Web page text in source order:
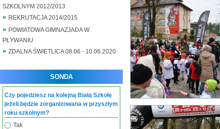
SZKOLNYM 2012/2013
REKRUTACJA 2014/2015
POWIATOWA GIMNAZJADA W
PŁYWANIU
ZDALNA ŚWIETLICA 08.06 - 10.06.2020
SONDA
Czy pojedziesz na kolejną Białą Szkołę
jeżeli będzie zorganizowana w przyszłym
roku szkolnym?
Tak